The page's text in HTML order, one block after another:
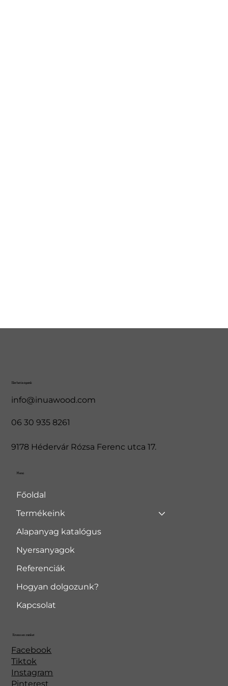
Elérhetőségeink
info@inuawood.com
06 30 935 8261
9178 Hédervár Rózsa Ferenc utca 17.
Menü
Főoldal
Termékeink
Alapanyag katalógus
Nyersanyagok
Referenciák
Hogyan dolgozunk?
Kapcsolat
Facebook
Tiktok
Instagram
Pinterest
Kövessen minket